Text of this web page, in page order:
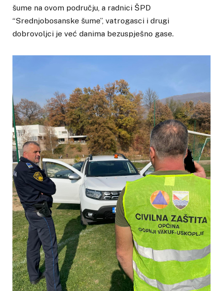
šume na ovom području, a radnici ŠPD
“Srednjobosanske šume”, vatrogasci i drugi
dobrovoljci je već danima bezuspješno gase.